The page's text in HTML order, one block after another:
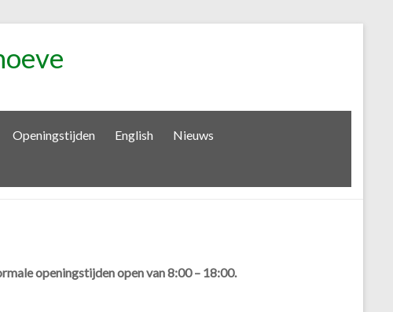
Openingstijden English Nieuws
openingstijden open van 8:00 – 18:00.